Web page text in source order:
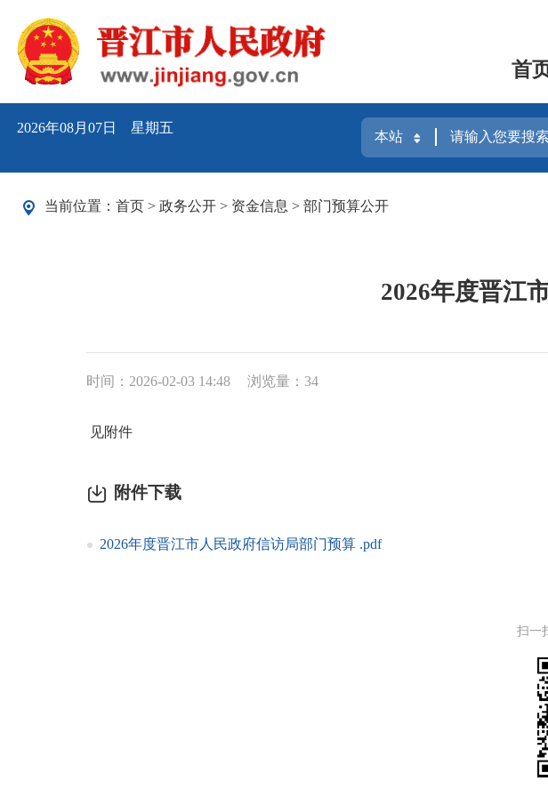
首
2026年08月07日 星期五
当前位置： 首页 > 政务公开 > 资金信息 > 部门预算公开
2026年度晋江
时间：2026-02-03 14:48 浏览量： 34
见附件
附件下载
2026年度晋江市人民政府信访局部门预算 .pdf
扫一